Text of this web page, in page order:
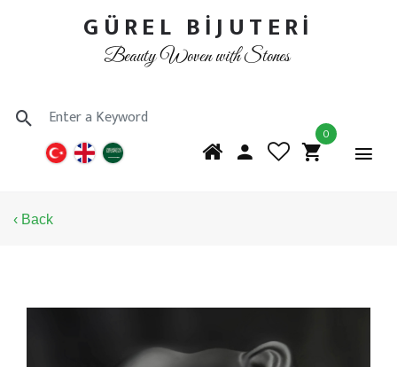
GÜREL BİJUTERİ
Beauty Woven with Stones
0
‹ Back